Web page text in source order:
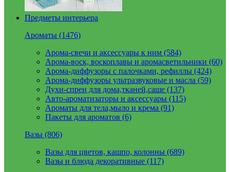
Предметы интерьера
Ароматы (1476)
Арома-свечи и аксессуары к ним (584)
Арома-воск, воскоплавы и аромасветильники (60)
Арома-диффузоры с палочками, рефиллы (424)
Арома-диффузоры ультразвуковые и масла (59)
Духи-спреи для дома,тканей,саше (137)
Авто-ароматизаторы и аксессуары (115)
Ароматы для тела,мыло и крема (91)
Пакеты для ароматов (6)
Вазы (806)
Вазы для цветов, кашпо, колонны (689)
Вазы и блюда декоративные (117)